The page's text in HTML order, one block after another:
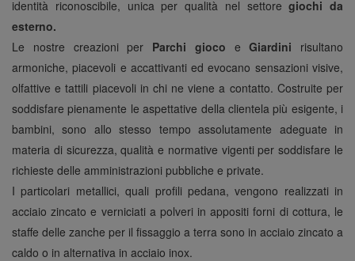
identità riconoscibile, unica per qualità nel settore giochi da
esterno.
Le nostre creazioni per Parchi gioco e Giardini
risultano
armoniche, piacevoli e accattivanti ed evocano sensazioni visive,
olfattive e tattili piacevoli in chi ne viene a contatto. Costruite per
soddisfare pienamente le aspettative della clientela più esigente, i
bambini, sono allo stesso tempo assolutamente adeguate in
materia di sicurezza, qualità e normative vigenti per soddisfare le
richieste delle amministrazioni pubbliche e private.
I particolari metallici, quali profili pedana, vengono realizzati in
acciaio zincato e verniciati a polveri in appositi forni di cottura, le
staffe delle zanche per il fissaggio a terra sono in acciaio zincato a
caldo o in alternativa in acciaio inox.